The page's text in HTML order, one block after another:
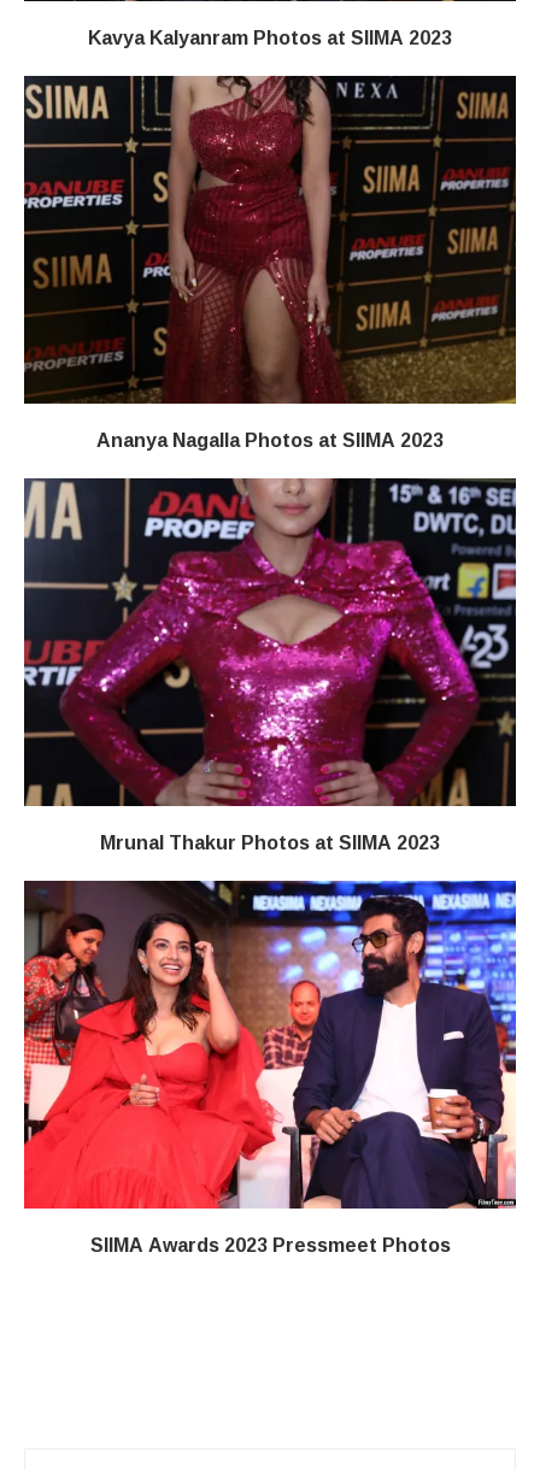
Kavya Kalyanram Photos at SIIMA 2023
Ananya Nagalla Photos at SIIMA 2023
Mrunal Thakur Photos at SIIMA 2023
SIIMA Awards 2023 Pressmeet Photos